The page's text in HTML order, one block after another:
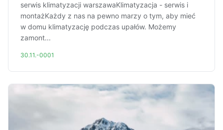
serwis klimatyzacji warszawaKlimatyzacja - serwis i
montażKażdy z nas na pewno marzy o tym, aby mieć
w domu klimatyzację podczas upałów. Możemy
zamont...
30.11.-0001